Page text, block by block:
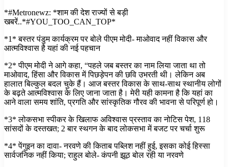
*#Metronewz: *शाम की देश राज्यों से बड़ी
खबरें..*#YOU_TOO_CAN_TOP*
*1* बस्तर पंडुम कार्यक्रम पर बोले पीएम मोदी- माओवाद नहीं विकास और
आत्मविश्वास है यहां की नई पहचान
*2* पीएम मोदी ने आगे कहा, “पहले जब बस्तर का नाम लिया जाता था तो
माओवाद, हिंसा और विकास में पिछड़ेपन की छवि उभरती थी। लेकिन अब
हालात बिल्कुल बदल चुके हैं। आज बस्तर विकास के साथ-साथ स्थानीय लोगों
के बढ़ते आत्मविश्वास के लिए जाना जाता है। मेरी यही कामना है कि यहां का
आने वाला समय शांति, प्रगति और सांस्कृतिक गौरव की भावना से परिपूर्ण हो।
*3* लोकसभा स्पीकर के खिलाफ अविश्वास प्रस्ताव का नोटिस पेश, 118
सांसदों के दस्तखत; 2 बार स्थगन के बाद लोकसभा में बजट पर चर्चा शुरू
*4* पेंगुइन का दावा- नरवणे की किताब पब्लिश नहीं हुई, इसका कोई हिस्सा
सार्वजनिक नहीं किया; राहुल बोले- कंपनी झूठ बोल रही या नरवणे